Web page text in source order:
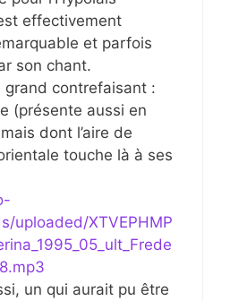
effectivement
et parfois
son chant.
grand contrefaisant :
(présente aussi en
dont l’aire de
touche là à ses
uploaded/XTVEPHMP
un qui aurait pu être